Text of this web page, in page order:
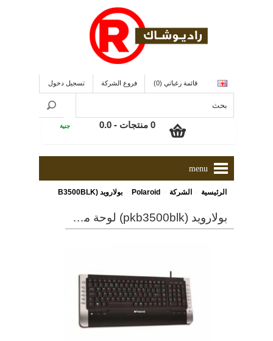
قائمة رغباتي (0) فروع الشركة تسجيل دخول
0 منتجات - 0.0 جنية
menu
الرئيسية الشركة Polaroid بولارويد (PKB3500BLK) لوحة مفاتيح لاسلكية
بولارويد (pkb3500blk) لوحة مفاتيح لاسلكية